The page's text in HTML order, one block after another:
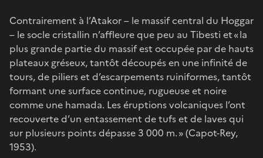
Contrairement à l’Atakor – le massif central du Hoggar
– le socle cristallin n’affleure que peu au Tibesti et « la
plus grande partie du massif est occupée par de hauts
plateaux gréseux, tantôt découpés en une infinité de
tours, de piliers et d’escarpements ruiniformes, tantôt
formant une surface continue, rugueuse et noire
comme une hamada. Les éruptions volcaniques l’ont
recouverte d’un entassement de tufs et de laves qui
sur plusieurs points dépasse 3 000 m. » (Capot-Rey,
1953).